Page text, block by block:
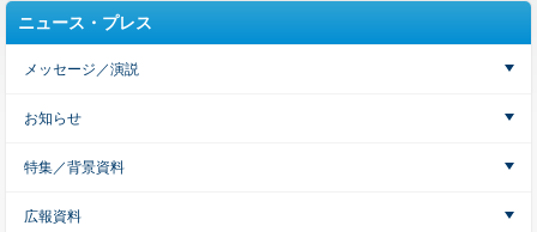
ニュース・プレス
メッセージ／演説
お知らせ
特集／背景資料
広報資料